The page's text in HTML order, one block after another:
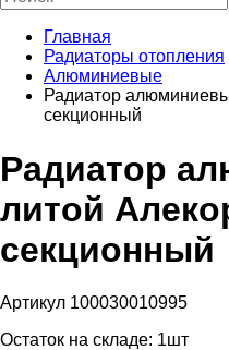
Главная
Радиаторы отопления
Алюминиевые
Радиатор
секционный
Радиатор
литой
секционный
Артикул 100030010995
Остаток на складе: 1шт